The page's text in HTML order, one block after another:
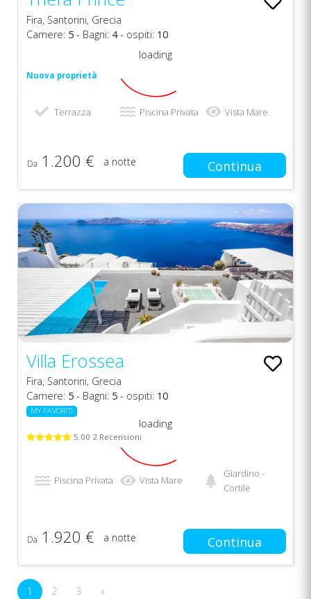
Fira, Santorini, Grecia
Camere: 5 - Bagni: 4- ospiti: 10
Nuova proprietà
loading
Terrazza Piscina Privata Vista Mare
Da 1.200 € a notte Continua
Villa Erossea
Fira, Santorini, Grecia
Camere: 5 - Bagni: 5 - ospiti: 10
MY FAVORITI
5.00 2 Recensioni
loading
Piscina Privata Vista Mare
Giardino -
Cortile
Da 1.920 € a notte Continua
1 2 3 »